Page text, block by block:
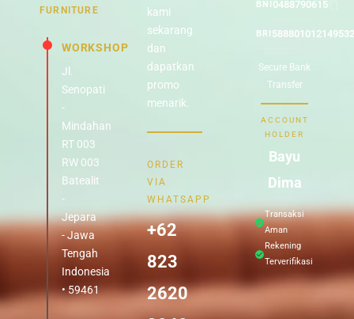
FURNITURE
WORKSHOP
Jl.
Senopati
-
Mindahan
RT 003
RW 003
Batealit
-
Jepara
- Jawa
Tengah
Indonesia
• 59461
kami
sekarang
dan
dapatkan
promo
menarik.
ORDER
VIA
WHATSAPP
+62
823
2620
BNI 0488790615
BRI 588801012149532
Secure Bank
Transfer
ACCOUNT
HOLDER
Bayu
Dima
Transaksi
Aman
Rekening
Terverifikasi